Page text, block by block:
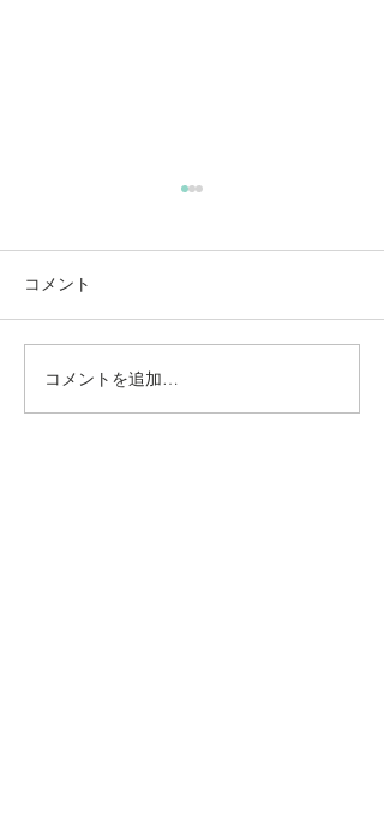
動かないところに、中心
がある。——ロジャース
コメント
コメントを追加…